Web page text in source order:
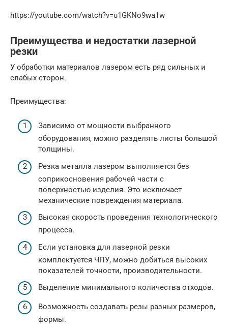
https://youtube.com/watch?v=u1GKNo9wa1w
Преимущества и недостатки лазерной
резки
У обработки материалов лазером есть ряд сильных и
слабых сторон.
Преимущества:
Зависимо от мощности выбранного
оборудования, можно разделять листы большой
толщины.
Резка металла лазером выполняется без
соприкосновения рабочей части с
поверхностью изделия. Это исключает
механические повреждения материала.
Высокая скорость проведения технологического
процесса.
Если установка для лазерной резки
комплектуется ЧПУ, можно добиться высоких
показателей точности, производительности.
Выделение минимального количества отходов.
Возможность создавать резы разных размеров,
формы.